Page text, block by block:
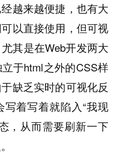
越来越便捷，也有大
以直接使用，但可视
其是在Web开发两大
于html之外的CSS样
缺乏实时的可视化反
着写着就陷入“我现
，从而需要刷新一下